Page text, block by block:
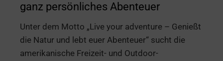
ganz persönliches Abenteuer
Unter dem Motto „Live your adventure – Genießt
die Natur und lebt euer Abenteuer“ sucht die
amerikanische Freizeit- und Outdoor-